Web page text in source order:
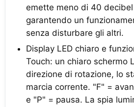
emette meno di 40
garantendo un
senza disturbare gli altri.
Display LED chiaro e
Touch: un chiaro schermo
direzione di rotazione, lo
marcia corrente. "F" =
e "P" = pausa. La spia